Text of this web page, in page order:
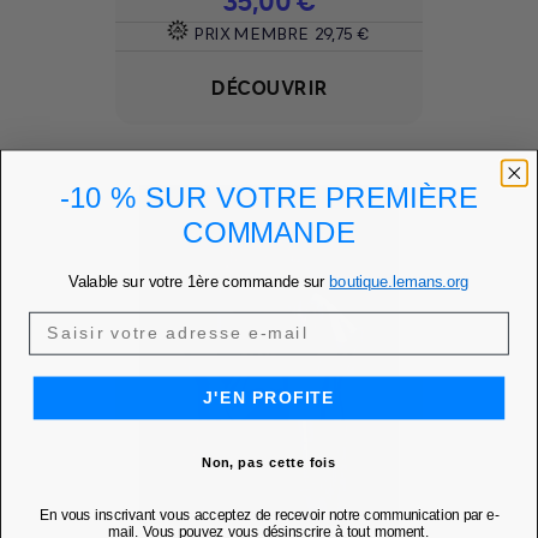
PRIX MEMBRE 29,75 €
DÉCOUVRIR
-10 % SUR VOTRE PREMIÈRE
COMMANDE
Valable sur votre 1ère commande sur boutique.lemans.org
J'EN PROFITE
Non, pas cette fois
En vous inscrivant vous acceptez de recevoir notre communication par e-
mail. Vous pouvez vous désinscrire à tout moment.